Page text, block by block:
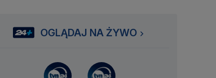
OGLĄDAJ NA ŻYWO